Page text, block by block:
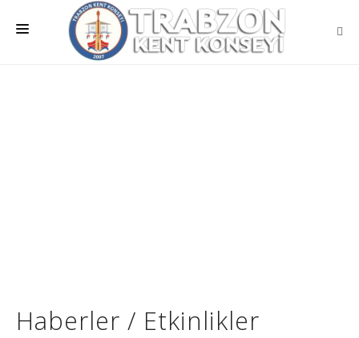
Haberler / Etkinlikler